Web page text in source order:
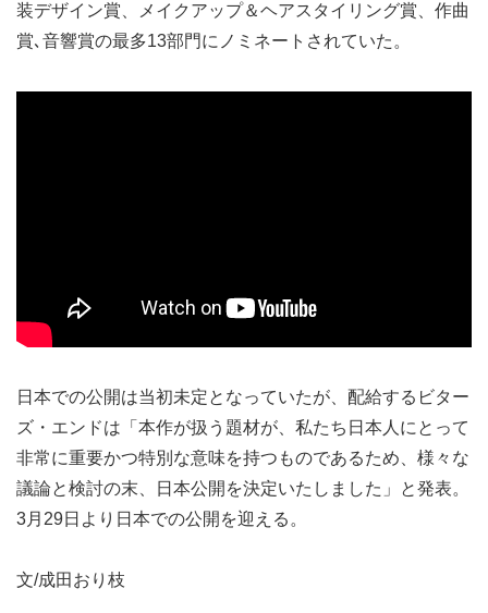
装デザイン賞、メイクアップ＆ヘアスタイリング賞、作曲
賞､音響賞の最多13部門にノミネートされていた。
日本での公開は当初未定となっていたが、配給するビター
ズ・エンドは「本作が扱う題材が、私たち日本人にとって
非常に重要かつ特別な意味を持つものであるため、様々な
議論と検討の末、日本公開を決定いたしました」と発表。
3月29日より日本での公開を迎える。
文/成田おり枝